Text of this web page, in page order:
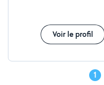
Voir le profil
1